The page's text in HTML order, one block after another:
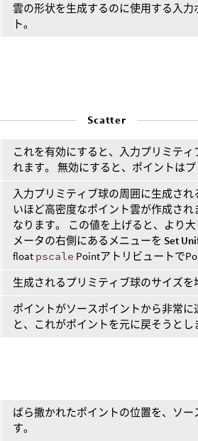
雲の形状を生成するのに使用する入
ト。
Scatter
これを有効にすると、入力プリミテ
れます。 無効にすると、ポイントは
入力プリミティブ球の周囲に生成さ
いほど高密度なポイント雲が作成さ
なります。 この値を上げると、より
メータの右側にあるメニューを Set
float pscale Pointアトリビュートで
生成されるプリミティブ球のサイズを
ポイントがソースポイントから非常
と、これがポイントを元に戻そうとし
ばら撒かれたポイントの位置を、ソ
す。